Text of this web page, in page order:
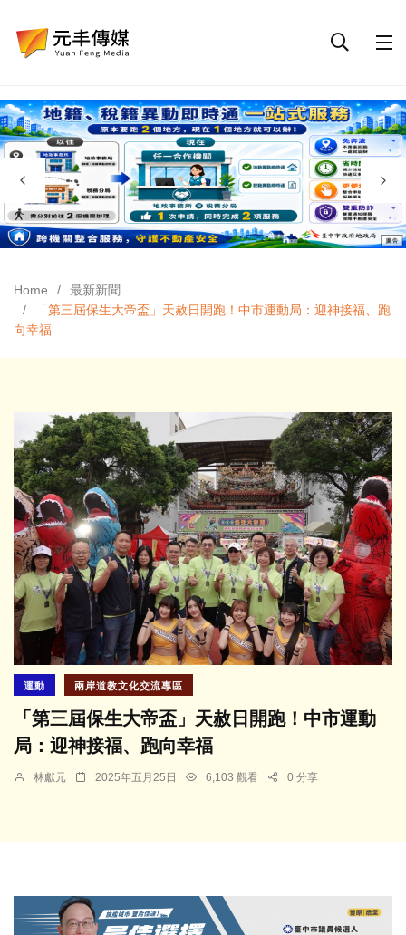
Home
最新新聞
「第三屆保生大帝盃」天赦日開跑！中市運動局：迎神接福、跑
向幸福
運動 兩岸道教文化交流專區
「第三屆保生大帝盃」天赦日開跑！中市運動
局：迎神接福、跑向幸福
林獻元 2025年五月25日 6,103 觀看 0 分享